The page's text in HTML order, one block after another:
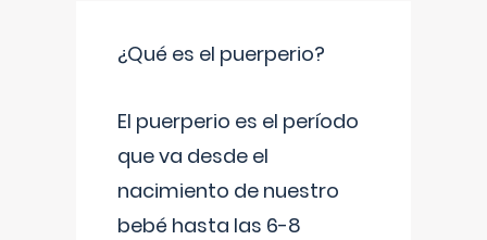
¿Qué es el puerperio?
El puerperio es el período
que va desde el
nacimiento de nuestro
bebé hasta las 6-8